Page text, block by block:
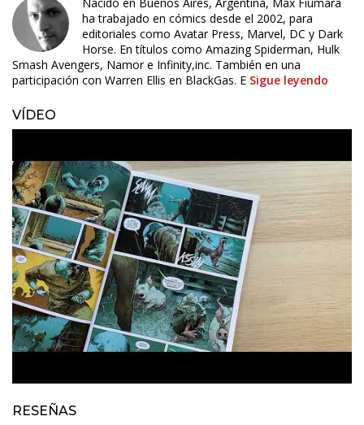
ha trabajado en cómics desde el 2002, para
editoriales como Avatar Press, Marvel, DC y Dark
Horse. En títulos como Amazing Spiderman, Hulk
Smash Avengers, Namor e Infinity,inc. También en una
participación con Warren Ellis en BlackGas. E Sigue leyendo
VÍDEO
RESEÑAS
ÚLTIMO NÚMERO PUBLICADO